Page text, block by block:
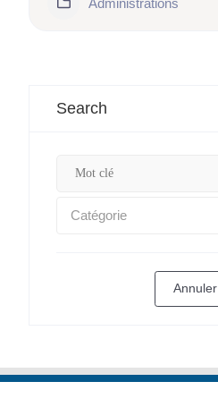
Administrations
Search
Catégorie
Annuler